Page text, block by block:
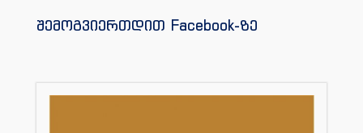
შემოგვიერთდით Facebook-ზე